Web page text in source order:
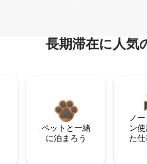
長期滞在に人気
ペットと一緒
に泊まろう
ノ
ン
た